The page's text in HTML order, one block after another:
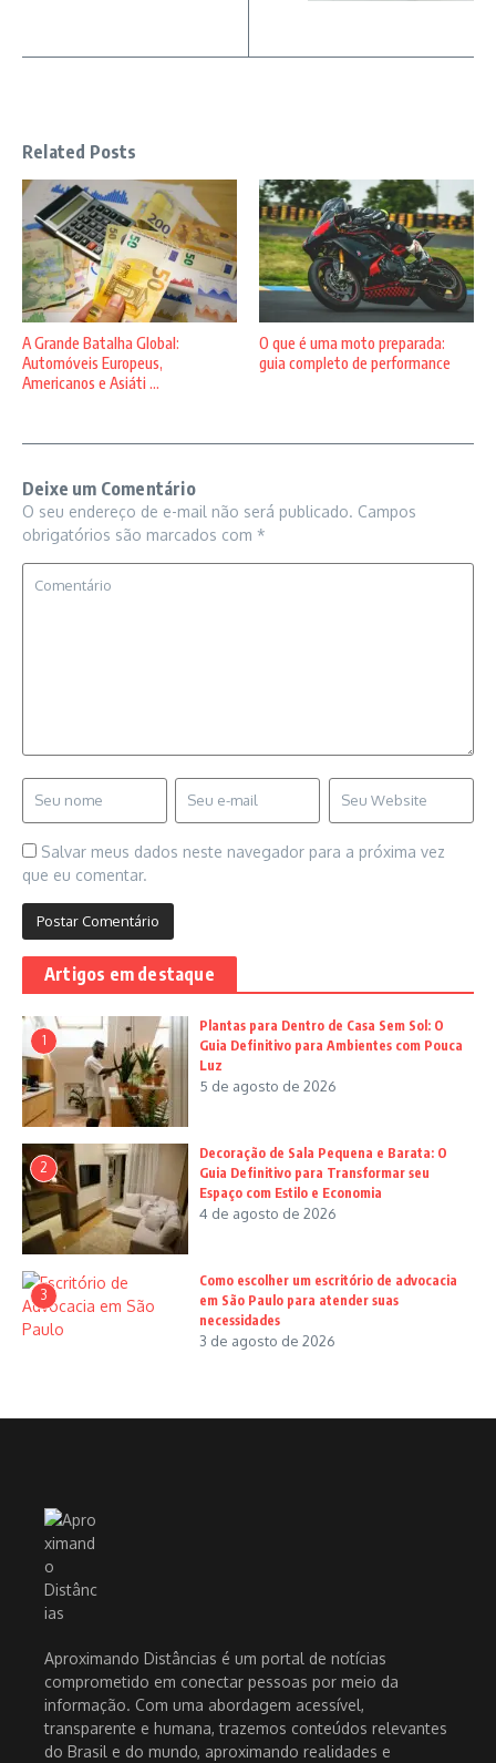
Related Posts
A Grande Batalha Global:
Automóveis Europeus,
Americanos e Asiáti ...
O que é uma moto preparada:
guia completo de performance
Deixe um Comentário
O seu endereço de e-mail não será publicado. Campos
obrigatórios são marcados com *
Salvar meus dados neste navegador para a próxima vez
que eu comentar.
Artigos em destaque
1
Plantas para Dentro de Casa Sem Sol: O
Guia Definitivo para Ambientes com Pouca
Luz
5 de agosto de 2026
2
Decoração de Sala Pequena e Barata: O
Guia Definitivo para Transformar seu
Espaço com Estilo e Economia
4 de agosto de 2026
3
Como escolher um escritório de advocacia
em São Paulo para atender suas
necessidades
3 de agosto de 2026
Aproximando Distâncias é um portal de notícias
comprometido em conectar pessoas por meio da
informação. Com uma abordagem acessível,
transparente e humana, trazemos conteúdos relevantes
do Brasil e do mundo, aproximando realidades e